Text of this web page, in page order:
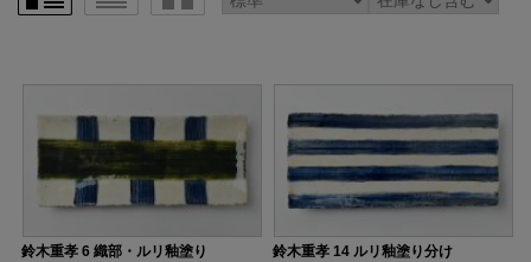
鈴木重孝 6 織部・ルリ釉塗り
鈴木重孝 14 ルリ釉塗り分け